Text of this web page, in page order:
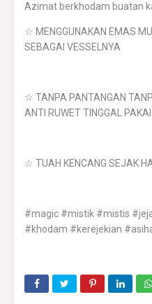
Azimat berkhodam buatan
☆ MENGGUNAKAN EMAS
SEBAGAI VESSELNYA
☆ TANPA PANTANGAN
ANTI RUWET TINGGAL PAKAI
☆ TUAH KENCANG SEJAK
#magic #mistik #mistis
#khodam #kerejekian